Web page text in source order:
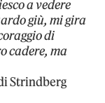
a vedere
giù, mi gira
di
cadere, ma
Strindberg